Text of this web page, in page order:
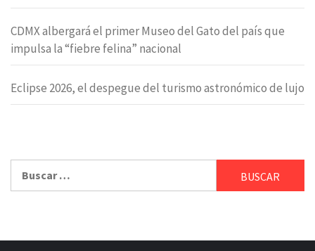
CDMX albergará el primer Museo del Gato del país que
impulsa la “fiebre felina” nacional
Eclipse 2026, el despegue del turismo astronómico de lujo